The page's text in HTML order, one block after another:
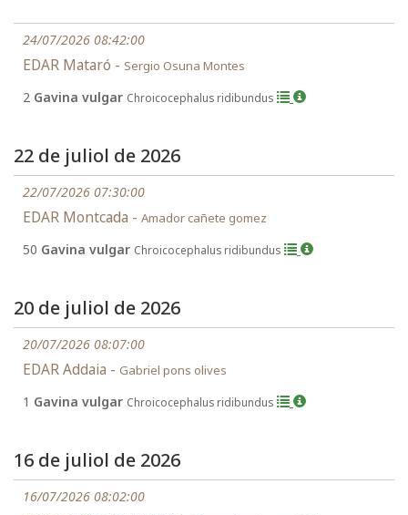
24/07/2026 08:42:00
EDAR Mataró - Sergio Osuna Montes
2 Gavina vulgar Chroicocephalus ridibundus
22 de juliol de 2026
22/07/2026 07:30:00
EDAR Montcada - Amador cañete gomez
50 Gavina vulgar Chroicocephalus ridibundus
20 de juliol de 2026
20/07/2026 08:07:00
EDAR Addaia - Gabriel pons olives
1 Gavina vulgar Chroicocephalus ridibundus
16 de juliol de 2026
16/07/2026 08:02:00